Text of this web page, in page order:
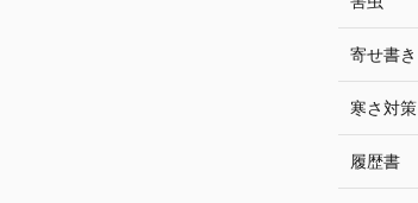
寄せ書き
寒さ対策
履歴書